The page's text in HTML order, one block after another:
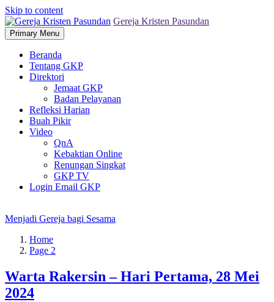
Skip to content
Gereja Kristen Pasundan
Primary Menu
Beranda
Tentang GKP
Direktori
Jemaat GKP
Badan Pelayanan
Refleksi Harian
Buah Pikir
Video
QnA
Kebaktian Online
Renungan Singkat
GKP TV
Login Email GKP
Menjadi Gereja bagi Sesama
Home
Page 2
Warta Rakersin – Hari Pertama, 28 Mei
2024